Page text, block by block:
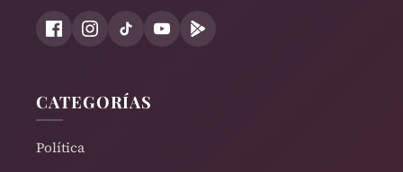
CATEGORÍAS
Política